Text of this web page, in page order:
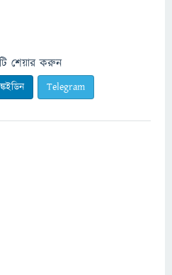
শেয়ার করুন
Telegram